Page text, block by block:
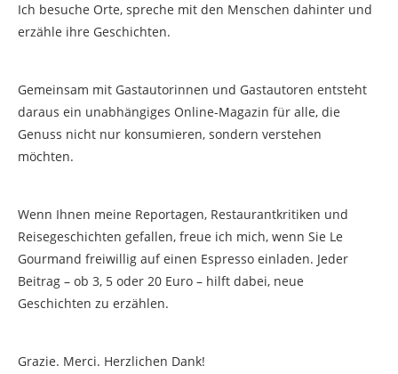
Ich besuche Orte, spreche mit den Menschen dahinter und
erzähle ihre Geschichten.
Gemeinsam mit Gastautorinnen und Gastautoren entsteht
daraus ein unabhängiges Online-Magazin für alle, die
Genuss nicht nur konsumieren, sondern verstehen
möchten.
Wenn Ihnen meine Reportagen, Restaurantkritiken und
Reisegeschichten gefallen, freue ich mich, wenn Sie Le
Gourmand freiwillig auf einen Espresso einladen. Jeder
Beitrag – ob 3, 5 oder 20 Euro – hilft dabei, neue
Geschichten zu erzählen.
Grazie. Merci. Herzlichen Dank!